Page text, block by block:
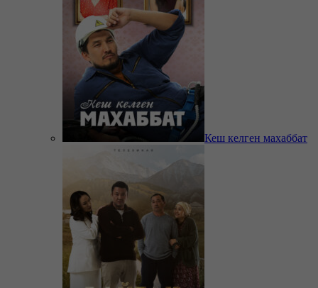
Кеш келген махаббат